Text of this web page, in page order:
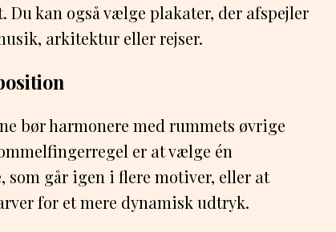
Du kan også vælge plakater, der afspejler
arkitektur eller rejser.
bør harmonere med rummets øvrige
er at vælge én
som går igen i flere motiver, eller at
for et mere dynamisk udtryk.